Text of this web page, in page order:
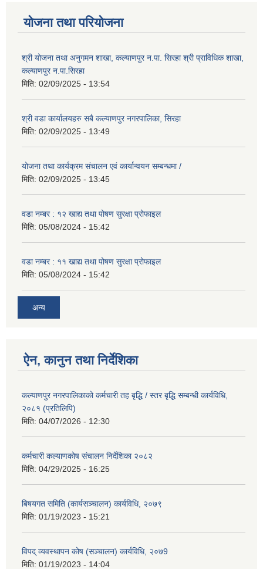
योजना तथा परियोजना
श्री योजना तथा अनुगमन शाखा, कल्याणपुर न.पा. सिरहा श्री प्राविधिक शाखा,
कल्याणपुर न.पा.सिरहा
मिति: 02/09/2025 - 13:54
श्री वडा कार्यालयहरु सबै कल्याणपुर नगरपालिका, सिरहा
मिति: 02/09/2025 - 13:49
योजना तथा कार्यक्रम संचालन एवं कार्यान्वयन सम्बन्धमा /
मिति: 02/09/2025 - 13:45
वडा नम्बर : १२ खाद्य तथा पोषण सुरक्षा प्रोफाइल
मिति: 05/08/2024 - 15:42
वडा नम्बर : ११ खाद्य तथा पोषण सुरक्षा प्रोफाइल
मिति: 05/08/2024 - 15:42
अन्य
ऐन, कानुन तथा निर्देशिका
कल्याणपुर नगरपालिकाको कर्मचारी तह बृद्धि / स्तर बृद्धि सम्बन्धी कार्यविधि,
२०८१ (प्रतिलिपि)
मिति: 04/07/2026 - 12:30
कर्मचारी कल्याणकोष संचालन निर्देशिका २०८२
मिति: 04/29/2025 - 16:25
बिषयगत समिति (कार्यसञ्चालन) कार्यविधि, २०७९
मिति: 01/19/2023 - 15:21
विपद् व्यवस्थापन कोष (सञ्चालन) कार्यविधि, २०७9
मिति: 01/19/2023 - 14:04